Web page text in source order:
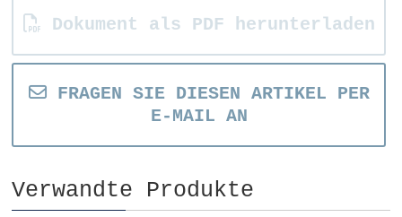
Dokument als PDF herunterladen
FRAGEN SIE DIESEN ARTIKEL PER
E-MAIL AN
Verwandte Produkte